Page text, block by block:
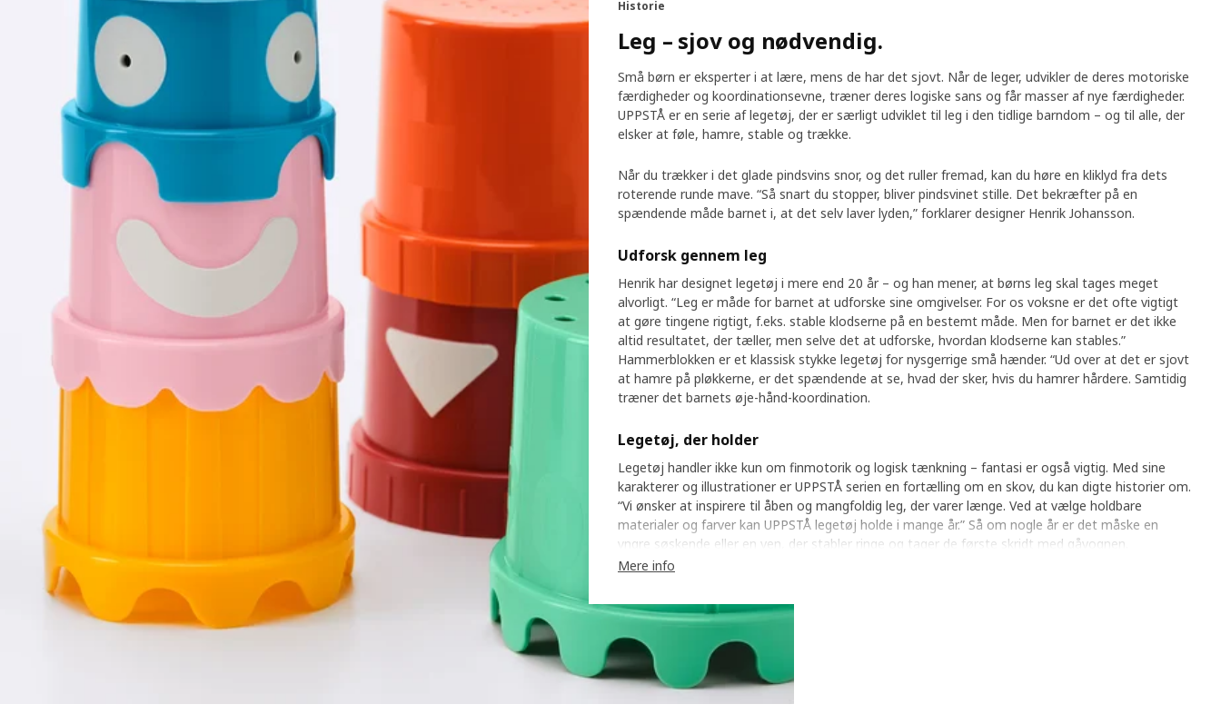
Historie
Leg – sjov og nødvendig.
Små børn er eksperter i at lære, mens de har det sjovt. Når de leger, udvikler de deres motoriske
færdigheder og koordinationsevne, træner deres logiske sans og får masser af nye færdigheder.
UPPSTÅ er en serie af legetøj, der er særligt udviklet til leg i den tidlige barndom – og til alle, der
elsker at føle, hamre, stable og trække.
Når du trækker i det glade pindsvins snor, og det ruller fremad, kan du høre en kliklyd fra dets
roterende runde mave. “Så snart du stopper, bliver pindsvinet stille. Det bekræfter på en
spændende måde barnet i, at det selv laver lyden,” forklarer designer Henrik Johansson.
Udforsk gennem leg
Henrik har designet legetøj i mere end 20 år – og han mener, at børns leg skal tages meget
alvorligt. “Leg er måde for barnet at udforske sine omgivelser. For os voksne er det ofte vigtigt
at gøre tingene rigtigt, f.eks. stable klodserne på en bestemt måde. Men for barnet er det ikke
altid resultatet, der tæller, men selve det at udforske, hvordan klodserne kan stables.”
Hammerblokken er et klassisk stykke legetøj for nysgerrige små hænder. “Ud over at det er sjovt
at hamre på pløkkerne, er det spændende at se, hvad der sker, hvis du hamrer hårdere. Samtidig
træner det barnets øje-hånd-koordination.
Legetøj, der holder
Legetøj handler ikke kun om finmotorik og logisk tænkning – fantasi er også vigtig. Med sine
karakterer og illustrationer er UPPSTÅ serien en fortælling om en skov, du kan digte historier om.
“Vi ønsker at inspirere til åben og mangfoldig leg, der varer længe. Ved at vælge holdbare
materialer og farver kan UPPSTÅ legetøj holde i mange år.” Så om nogle år er det måske en
yngre søskende eller en ven, der stabler ringe og tager de første skridt med gåvognen.
Mere info